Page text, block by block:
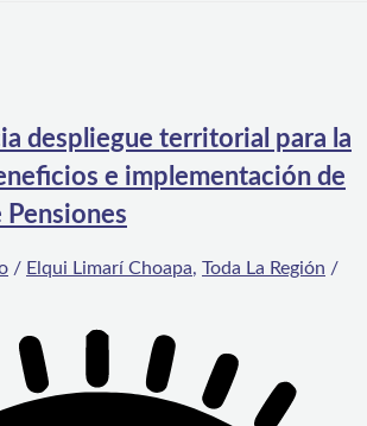
despliegue territorial para la
e implementación de
Pensiones
/ Elqui Limarí Choapa, Toda La Región /